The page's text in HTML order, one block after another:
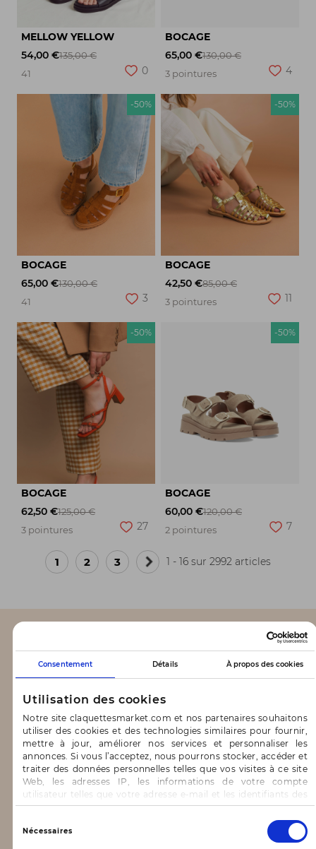
Consentement Détails À propos des cookies
Utilisation des cookies
Notre site claquettesmarket.com et nos partenaires souhaitons
utiliser des cookies et des technologies similaires pour fournir,
mettre à jour, améliorer nos services et personnaliser les
annonces. Si vous l’acceptez, nous pourrons stocker, accéder et
traiter des données personnelles telles que vos visites à ce site
Web, les adresses IP, les informations de votre compte
utilisateur telles que votre adresse e-mail et les identifiants des
cookies.
Vous avez le choix d’« Accepter » pour consentir à ces
utilisations, de « Refuser » pour vous y opposer ou
de sélectionner vos préférences concernant chaque catégorie
Nécessaires
MELLOW YELLOW
54,00 €135,00 €
41
0
BOCAGE
65,00 €130,00 €
3 pointures
4
-50%
BOCAGE
65,00 €130,00 €
41
3
-50%
BOCAGE
42,50 €85,00 €
3 pointures
11
-50%
BOCAGE
62,50 €125,00 €
3 pointures
27
-50%
BOCAGE
60,00 €120,00 €
2 pointures
7
1 2 3
Page
1 - 16 sur 2992 articles
CLAQUETTES MARKET
Notre concept
Blog
CONTACT & AIDE
FAQ
Nous contacter
INFORMATIONS